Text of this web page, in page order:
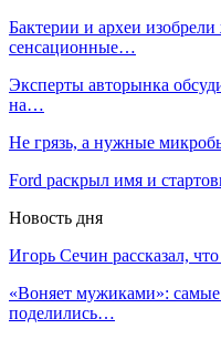
Бактерии и археи
сенсационные…
Эксперты авторынка
на…
Не грязь, а нужные
Ford раскрыл имя и
Новость дня
Игорь Сечин рассказал,
«Воняет мужиками»:
поделились…